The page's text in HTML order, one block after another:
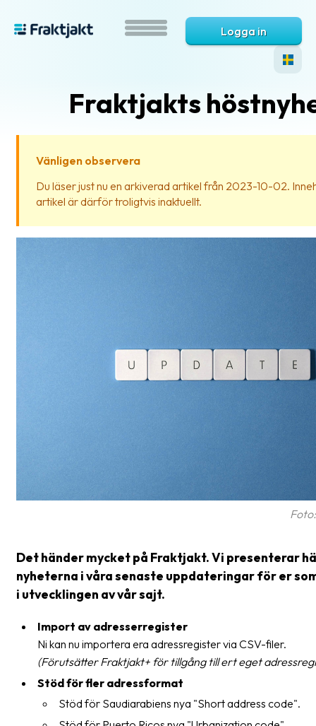
är
Skrivarinställningar
Tulldeklarationer
Upphämtningar
Streckkodsläsare
Kundtjänst
Om
företaget
Logga in
Fraktjakts
Vänligen observera
Du läser just nu en arkiverad artikel från 2023-10-02.
artikel är därför troligtvis inaktuellt.
Det händer mycket på Fraktjakt. Vi presenterar
nyheterna i våra senaste uppdateringar för er
i utvecklingen av vår sajt.
Import av adresserregister
Ni kan nu importera era adressregister via CSV-filer.
(Förutsätter Fraktjakt+ för tillgång till ert eget
Stöd för fler adressformat
Stöd för Saudiarabiens nya "Short address code".